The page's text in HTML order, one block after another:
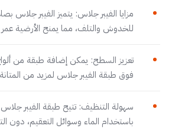
مزايا الفيبر جلاس: يتميز الفيبر جلاس
للخدوش والتلف، مما يمنح الأرضية
تعزيز السطح: يمكن إضافة طبقة من
فوق طبقة الفيبر جلاس لمزيد من
سهولة التنظيف: تتيح طبقة الفيبر
باستخدام الماء وسوائل التعقيم، دون